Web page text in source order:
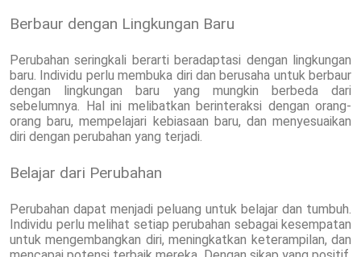
Berbaur dengan Lingkungan Baru
Perubahan seringkali berarti beradaptasi dengan lingkungan
baru. Individu perlu membuka diri dan berusaha untuk berbaur
dengan lingkungan baru yang mungkin berbeda dari
sebelumnya. Hal ini melibatkan berinteraksi dengan orang-
orang baru, mempelajari kebiasaan baru, dan menyesuaikan
diri dengan perubahan yang terjadi.
Belajar dari Perubahan
Perubahan dapat menjadi peluang untuk belajar dan tumbuh.
Individu perlu melihat setiap perubahan sebagai kesempatan
untuk mengembangkan diri, meningkatkan keterampilan, dan